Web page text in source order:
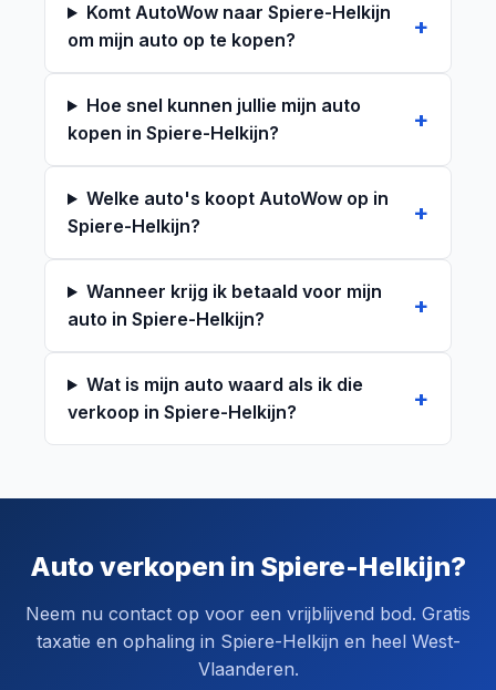
Komt AutoWow naar Spiere-Helkijn
om mijn auto op te kopen?
Hoe snel kunnen jullie mijn auto
kopen in Spiere-Helkijn?
Welke auto's koopt AutoWow op in
Spiere-Helkijn?
Wanneer krijg ik betaald voor mijn
auto in Spiere-Helkijn?
Wat is mijn auto waard als ik die
verkoop in Spiere-Helkijn?
Auto verkopen in Spiere-Helkijn?
Neem nu contact op voor een vrijblijvend bod. Gratis
taxatie en ophaling in Spiere-Helkijn en heel West-
Vlaanderen.